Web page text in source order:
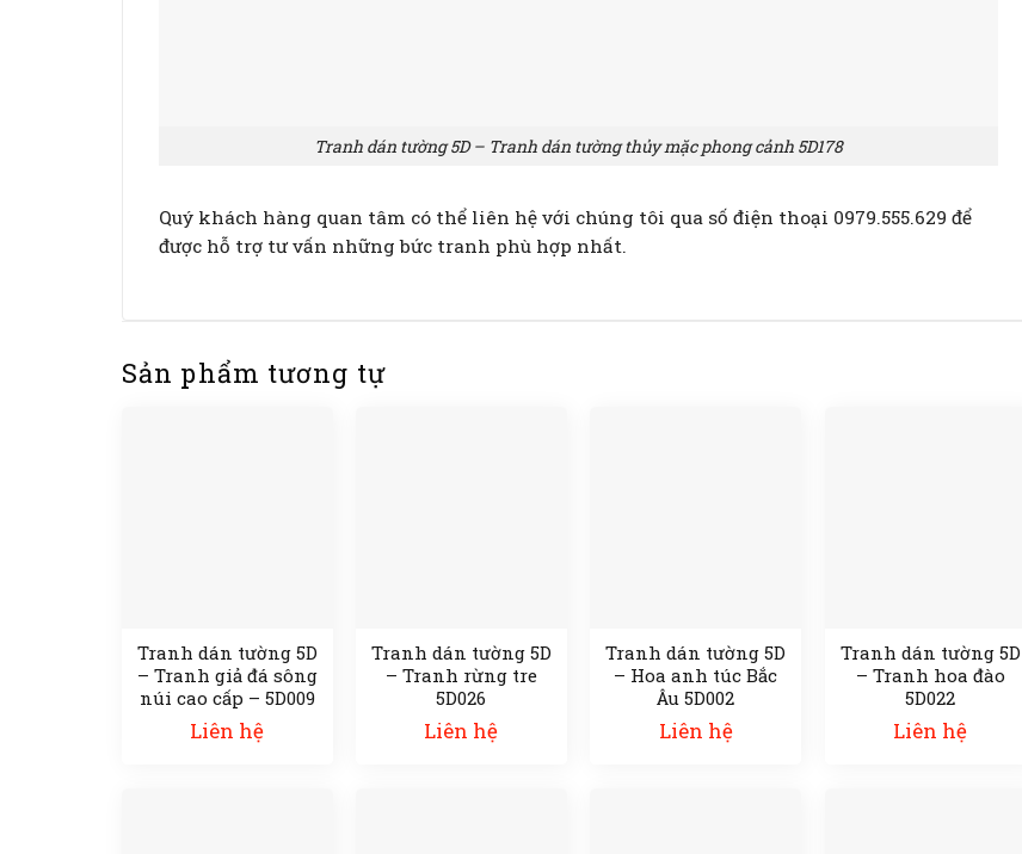
Tranh dán tường 5D – Tranh dán tường thủy mặc phong cảnh 5D178
Quý khách hàng quan tâm có thể liên hệ với chúng tôi qua số điện thoại 0979.555.629 để
được hỗ trợ tư vấn những bức tranh phù hợp nhất.
Sản phẩm tương tự
Tranh dán tường 5D
– Tranh giả đá sông
núi cao cấp – 5D009
Liên hệ
Tranh dán tường 5D
– Tranh rừng tre
5D026
Liên hệ
Tranh dán tường 5D
– Hoa anh túc Bắc
Âu 5D002
Liên hệ
Tranh dán tường 5D
– Tranh hoa đào
5D022
Liên hệ